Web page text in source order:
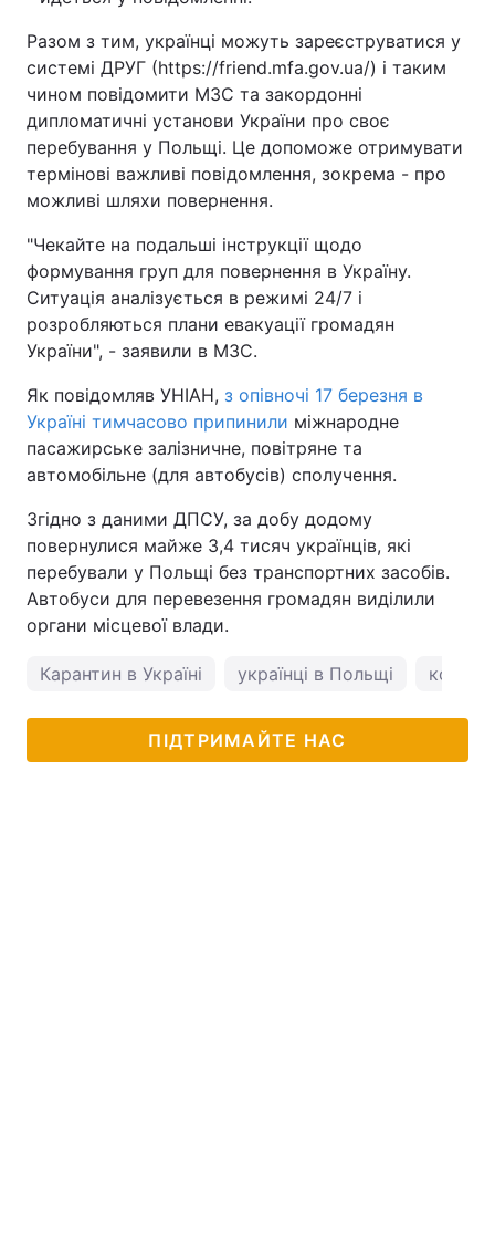
Разом з тим, українці можуть зареєструватися у
системі ДРУГ (https://friend.mfa.gov.ua/) і таким
чином повідомити МЗС та закордонні
дипломатичні установи України про своє
перебування у Польщі. Це допоможе отримувати
термінові важливі повідомлення, зокрема - про
можливі шляхи повернення.
"Чекайте на подальші інструкції щодо
формування груп для повернення в Україну.
Ситуація аналізується в режимі 24/7 і
розробляються плани евакуації громадян
України", - заявили в МЗС.
Як повідомляв УНІАН, з опівночі 17 березня в
Україні тимчасово припинили міжнародне
пасажирське залізничне, повітряне та
автомобільне (для автобусів) сполучення.
Згідно з даними ДПСУ, за добу додому
повернулися майже 3,4 тисяч українців, які
перебували у Польщі без транспортних засобів.
Автобуси для перевезення громадян виділили
органи місцевої влади.
Карантин в Україні українці в Польщі
ПІДТРИМАЙТЕ НАС